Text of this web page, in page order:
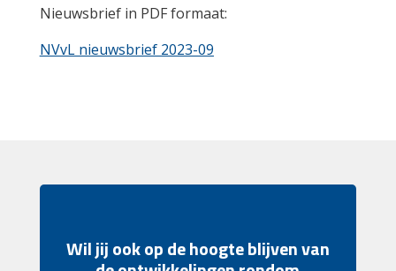
Nieuwsbrief in PDF formaat:
NVvL nieuwsbrief 2023-09
Wil jij ook op de hoogte blijven van